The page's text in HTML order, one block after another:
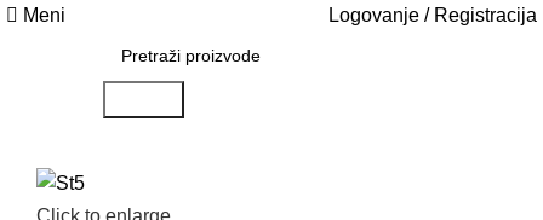
Meni Logovanje / Registracija
Click to enlarge